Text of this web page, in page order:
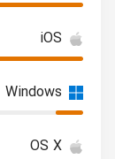
iOS
Windows
OS X